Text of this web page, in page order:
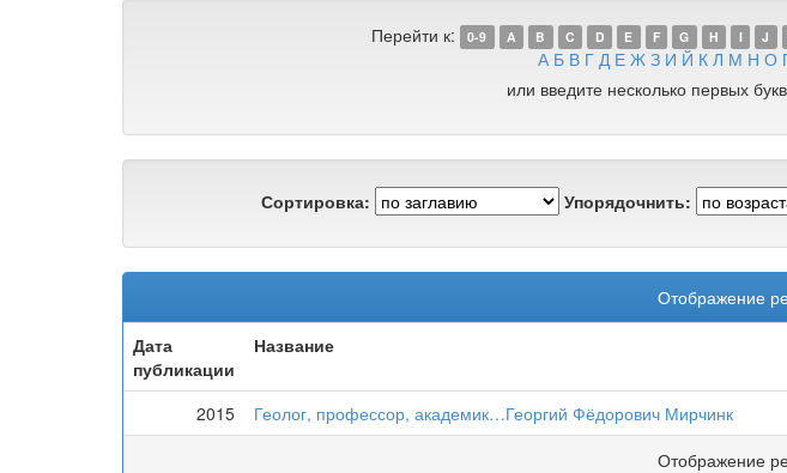
Перейти к: 0-9 A B C D E F G H I J
А Б В Г Д Е Ж З И Й К Л М Н О
или введите несколько первых
Сортировка: Упорядочнить:
Отображение
Дата
публикации
Название
2015 Геолог, профессор, академик…Георгий Фёдорович Мирчинк
Отображение